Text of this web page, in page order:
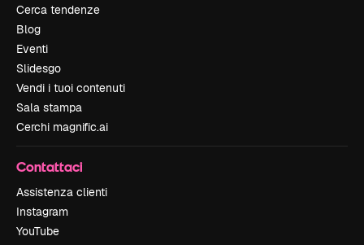
Cerca tendenze
Blog
Eventi
Slidesgo
Vendi i tuoi contenuti
Sala stampa
Cerchi magnific.ai
Contattaci
Assistenza clienti
Instagram
YouTube